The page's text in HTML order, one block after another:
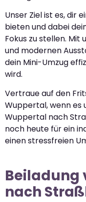
Unser Ziel ist es, dir
bieten und dabei
Fokus zu stellen.
und modernen
dein Mini-Umzug
wird.
Vertraue auf den
Wuppertal, wenn es
Wuppertal nach
noch heute für ein
einen stressfreien
Beiladung
nach